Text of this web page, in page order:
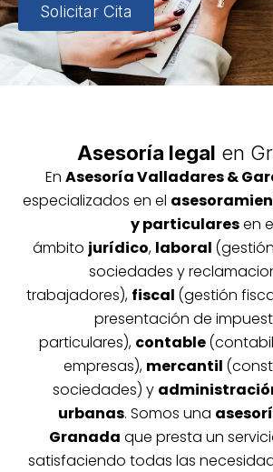
Solicitar Cita
Asesoría legal en
En AsesoríaValladares &
especializados en el
y particularesen
ámbito jurídico, laboral
sociedades y
trabajadores), fiscal (gestión
presentación de
particulares), contable
empresas), mercantil
sociedades) y
urbanas. Somos una
Granada que presta un
satisfaciendo todas las